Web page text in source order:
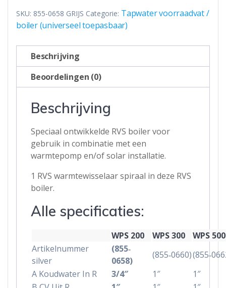
SKU: 855-0658 GRIJS Categorie: Tapwater voorraadvat /
boiler (universeel toepasbaar)
Beschrijving
Beoordelingen (0)
Beschrijving
Speciaal ontwikkelde RVS boiler voor
gebruik in combinatie met een
warmtepomp en/of solar installatie.
1 RVS warmtewisselaar spiraal in deze RVS
boiler.
Alle specificaties:
WPS 200 WPS 300
WPS 500
Artikelnummer
silver
(855‐
0658)
(855‐0660)
A Koudwater In R
3/4″ 1″
1″